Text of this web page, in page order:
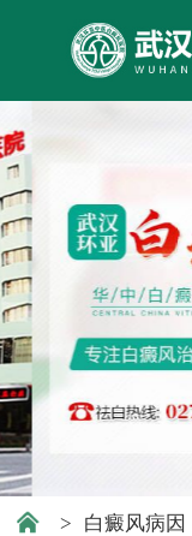
> 白癜风病因